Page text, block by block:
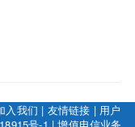
入我们 | 友情链接 | 用户